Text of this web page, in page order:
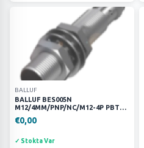
BALLUF
BALLUF BES005N
M12/4MM/PNP/NC/M12-4P PBT
€0,00
✓ Stokta Var